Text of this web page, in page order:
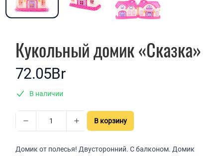
Кукольный домик «Сказка»
72.05Br
В наличии
В корзину
Домик от полесья! Двусторонний. С балконом. Домик